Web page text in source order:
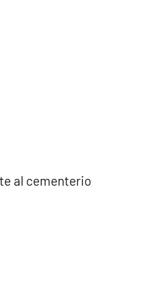
al cementerio